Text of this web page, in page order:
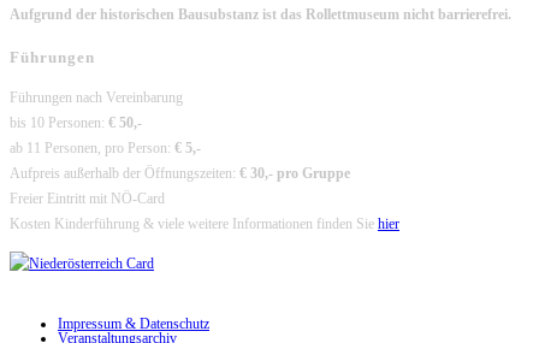
Aufgrund der historischen Bausubstanz ist das Rollettmuseum nicht barrierefrei.
Führungen
Führungen nach Vereinbarung
bis 10 Personen: € 50,-
ab 11 Personen, pro Person: € 5,-
Aufpreis außerhalb der Öffnungszeiten: € 30,- pro Gruppe
Freier Eintritt mit NÖ-Card
Kosten Kinderführung & viele weitere Informationen finden Sie hier
Impressum & Datenschutz
Veranstaltungsarchiv